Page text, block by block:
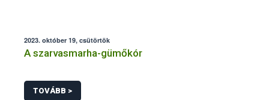
2023. október 19, csütörtök
A szarvasmarha-gümőkór
TOVÁBB >